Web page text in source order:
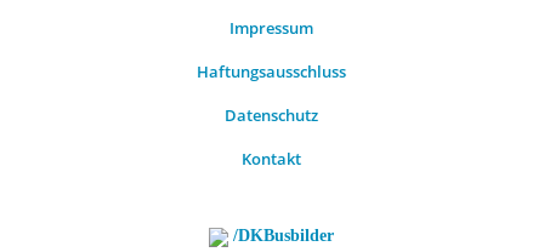
Impressum
Haftungsausschluss
Datenschutz
Kontakt
/DKBusbilder